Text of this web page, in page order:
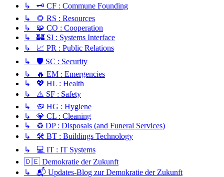
↳ 🗝️ CF : Commune Founding
↳ 🌻 RS : Resources
↳ 🧩 CO : Cooperation
↳ 🏰 SI : Systems Interface
↳ 📈 PR : Public Relations
↳ 🛡️ SC : Security
↳ 🔥 EM : Emergencies
↳ 💖 HL : Health
↳ ⚠️ SF : Safety
↳ 🦠 HG : Hygiene
↳ 💎 CL : Cleaning
↳ ♻️ DP : Disposals (and Funeral Services)
↳ 🛠️ BT : Buildings Technology
↳ 💻 IT : IT Systems
🇩🇪 Demokratie der Zukunft
↳ 📬 Updates-Blog zur Demokratie der Zukunft